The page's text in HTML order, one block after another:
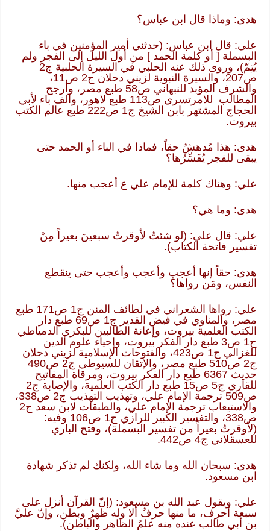
هدى: وماذا قال ابن عباس؟
علي: قال ابن عباس: (حدثني أمير المؤمنين في باء
البسملة [ أو كلمة الحمد ] من أول الليل إلى الفجر ولم
يُتِمّ)، وروى ذلك عنه الحلبي في السيرة الحلبية ج2
ص207، والسيرة النبوية لزيني دحلان ج2 ص11،
والشرف المؤبد للنبهاني ص58 طبع مصر، وأرجح
المطالب للامرتسري ص113 طبع لاهور، والف باء لأبي
الحجاج المشتهر بابن الشيخ ج1 ص222 طبع عالم الكتب
بيروت.
هدى: هذا مُدهشٌ حقاً، فماذا في الباء أو الحمد حتى
يبقى للفجر يُفَسِّرُها؟
علي: وهناك كلمة للإمام علي ع أعجب منها.
هدى: وما هي؟
علي: قال علي: (لو شئتُ لأوقرتُ سبعينَ بعيراً مِنْ
تفسير فاتحة الكتاب).
هدى: حقاً إنها أعجب وأعجب وأعجب حتى ينقطع
النفس، ومَن رواها؟
علي: رواها الشعراني في لطائف المنن ج1 ص171 طبع
مصر، والمناوي في فيض القدير ج1 ص69 طبع دار
الكتب العلمية بيروت، وإعانة الطالبين للبكري الدمياطي
ج1 ص3 طبع دار الفكر بيروت، وإحياء علوم الدين
للغزالي ج1 ص423، والفتوحات الإسلامية لزيني دحلان
ج2 ص510 طبع مصر، والإتقان للسيوطي ج2 ص490
حديث 6367 طبع دار الفكر بيروت، ومرقاة المفاتيح
للقاري ج5 ص15 طبع دار الكتب العلمية، والإصابة ج2
ص509 ترجمة الإمام علي، وتهذيب التهذيب ج2 ص338،
والاستيعاب ترجمة الإمام علي، والطبقات لابن سعد ج2
ص338، والتفسير الكبير للرازي ج1 ص106 وفيه:
(لأوقرتُ بعيراً من تفسير البسملة)، وفتح الباري
للعسقلاني ج4 ص442.
هدى: سبحان الله وما شاء الله، ولكنك لم تذكر شهادة
ابن مسعود.
علي: ويقول عبد الله بن مسعود: (إنّ القرآن أنزل على
سبعة أحرف، ما منها حرفٌ ألا وله ظهرٌ وبطن، وإنّ عليَّ
بن أبي طالب عنده منه علمُ الظاهر والباطن).